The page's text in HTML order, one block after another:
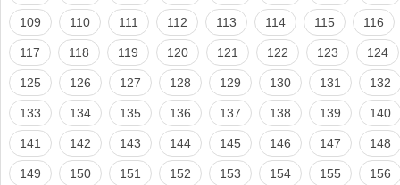
109 110 111 112 113 114 115 116
117 118 119 120 121 122 123 124
125 126 127 128 129 130 131 132
133 134 135 136 137 138 139 140
141 142 143 144 145 146 147 148
149 150 151 152 153 154 155 156